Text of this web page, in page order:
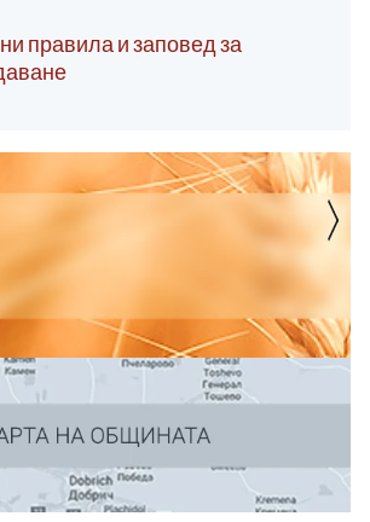
правила и заповед за